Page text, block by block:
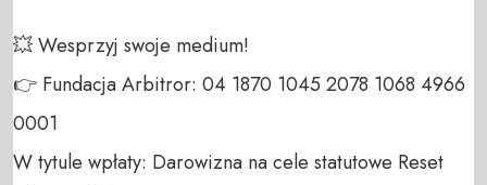
💥 Wesprzyj swoje medium!
👉 Fundacja Arbitror: 04 1870 1045 2078 1068 4966
0001
W tytule wpłaty: Darowizna na cele statutowe Reset